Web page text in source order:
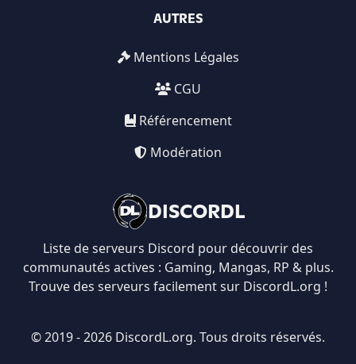
DISCORDL
Liste de serveurs Discord pour découvrir des
communautés actives : Gaming, Mangas, RP & plus.
Trouve des serveurs facilement sur DiscordL.org !
AUTRES
Mentions Légales
CGU
Référencement
Modération
© 2019 - 2026 DiscordL.org. Tous droits réservés.